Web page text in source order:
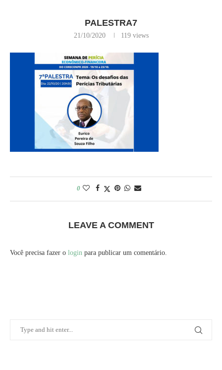
PALESTRA7
21/10/2020 119views
0
LEAVE A COMMENT
Você precisa fazer o login para publicar um comentário.